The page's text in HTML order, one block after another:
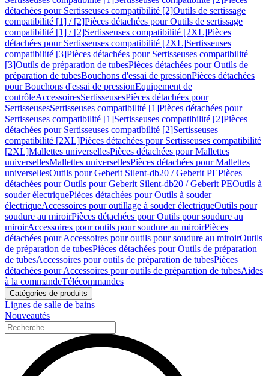
détachées pour Sertisseuses compatibilité [2]Outils de sertissage
compatibilité [1] / [2]Pièces détachées pour Outils de sertissage
compatibilité [1] / [2]Sertisseuses compatibilité [2XL]Pièces
détachées pour Sertisseuses compatibilité [2XL]Sertisseuses
compatibilité [3]Pièces détachées pour Sertisseuses compatibilité
[3]Outils de préparation de tubesPièces détachées pour Outils de
préparation de tubesBouchons d'essai de pressionPièces détachées
pour Bouchons d'essai de pressionEquipement de
contrôleAccessoiresSertisseusesPièces détachées pour
SertisseusesSertisseuses compatibilité [1]Pièces détachées pour
Sertisseuses compatibilité [1]Sertisseuses compatibilité [2]Pièces
détachées pour Sertisseuses compatibilité [2]Sertisseuses
compatibilité [2XL]Pièces détachées pour Sertisseuses compatibilité
[2XL]Mallettes universellesPièces détachées pour Mallettes
universellesMallettes universellesPièces détachées pour Mallettes
universellesOutils pour Geberit Silent-db20 / Geberit PEPièces
détachées pour Outils pour Geberit Silent-db20 / Geberit PEOutils à
souder électriquePièces détachées pour Outils à souder
électriqueAccessoires pour outillage à souder électriqueOutils pour
soudure au miroirPièces détachées pour Outils pour soudure au
miroirAccessoires pour outils pour soudure au miroirPièces
détachées pour Accessoires pour outils pour soudure au miroirOutils
de préparation de tubesPièces détachées pour Outils de préparation
de tubesAccessoires pour outils de préparation de tubesPièces
détachées pour Accessoires pour outils de préparation de tubesAides
à la commandeTélécommandes
Catégories de produits
Lignes de salle de bains
Nouveautés